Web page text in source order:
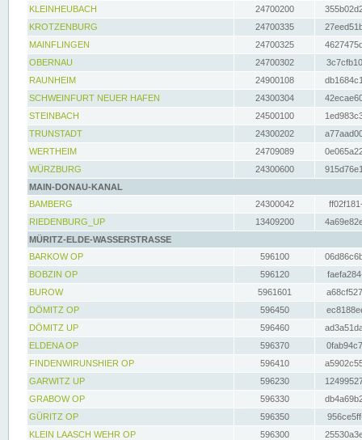
KLEINHEUBACH 24700200
KROTZENBURG
24700335
MAINFLINGEN
24700325
OBERNAU
24700302
RAUNHEIM
24900108
SCHWEINFURT NEUER HAFEN
24300304
STEINBACH
24500100
TRUNSTADT
24300202
WERTHEIM
24709089
WÜRZBURG
24300600
MAIN-DONAU-KANAL
BAMBERG
24300042
RIEDENBURG_UP
13409200
MÜRITZ-ELDE-WASSERSTRASSE
BARKOW OP
596100
BOBZIN OP
596120
BUROW
5961601
DÖMITZ OP
596450
DÖMITZ UP
596460
ELDENA OP
596370
FINDENWIRUNSHIER OP
596410
GARWITZ UP
596230
GRABOW OP
596330
GÜRITZ OP
596350
KLEIN LAASCH WEHR OP
596300